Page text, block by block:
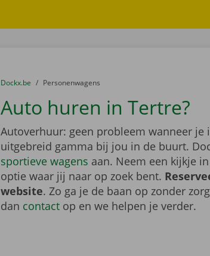
U bevindt zich hier:
van
Dockx.be naar
Personenwagens
Auto huren in Tertre?
Autoverhuur: geen probleem wanneer je
uitgebreid gamma bij jou in de buurt.
sportieve wagens aan. Neem een kijkje
optie waar jij naar op zoek bent.
website. Zo ga je de baan op zonder
dan contactop en we helpen je verder.